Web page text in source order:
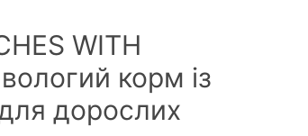
WITH
корм із
дорослих